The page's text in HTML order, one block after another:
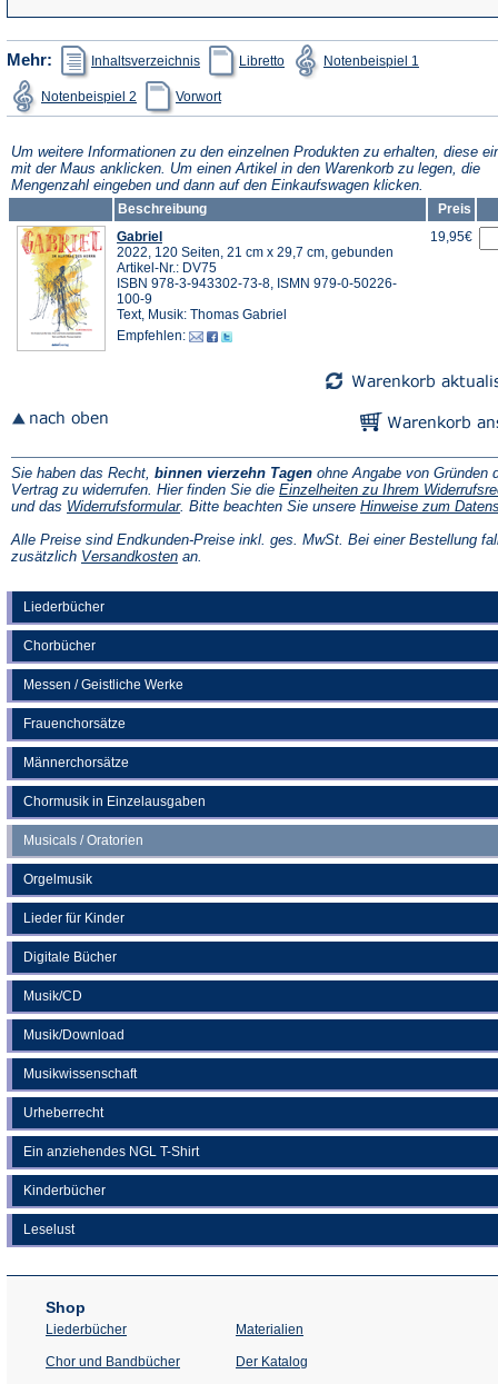
Liederbücher
Chorbücher
Messen / Geistliche Werke
Frauenchorsätze
Männerchorsätze
Chormusik in Einzelausgaben
Musicals / Oratorien
Orgelmusik
Lieder für Kinder
Digitale Bücher
Musik/CD
Musik/Download
Musikwissenschaft
Urheberrecht
Ein anziehendes NGL T-Shirt
Kinderbücher
Leselust
in
einem
neuen
Tab)
Mehr: Inhaltsverzeichnis
(Öffnet
in
einem
neuen
Tab)
Libretto
(Öffnet
in
einem
Tab)
Notenbeispiel 1in
Tab)
Notenbeispiel 2
(Öffnet
in
einem
Tab)
Vorwortin
einem
Tab)
Um weitere Informationen zu den einzelnen Produkten zu erhalten, diese
mit der Maus anklicken. Um einen Artikel in den Warenkorb zu legen, die
Mengenzahl eingeben und dann auf den Einkaufswagen klicken.
Beschreibung
Preis
Gabriel
2022, 120 Seiten, 21 cm x 29,7 cm, gebunden
Artikel-Nr.: DV75
ISBN 978-3-943302-73-8, ISMN 979-0-50226-
100-9
Text, Musik: Thomas Gabriel
Empfehlen:
19,95€
Sie haben das Recht, binnen vierzehn Tagen ohne Angabe von Gründen
Vertrag zu widerrufen. Hier finden Sie die Einzelheiten zu Ihrem
und das Widerrufsformular(Öffnet
einem
neuen
. Bitte beachten Sie unsere Hinweise zum
Alle Preise sind Endkunden-Preise inkl. ges. MwSt. Bei einer Bestellung
zusätzlich Versandkosten(Öffnet
an.
Shop
Liederbücher
Chor und Bandbücher
Materialien
Der Katalog